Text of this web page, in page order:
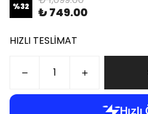
%32 ₺ 749.00
HIZLI TESLİMAT